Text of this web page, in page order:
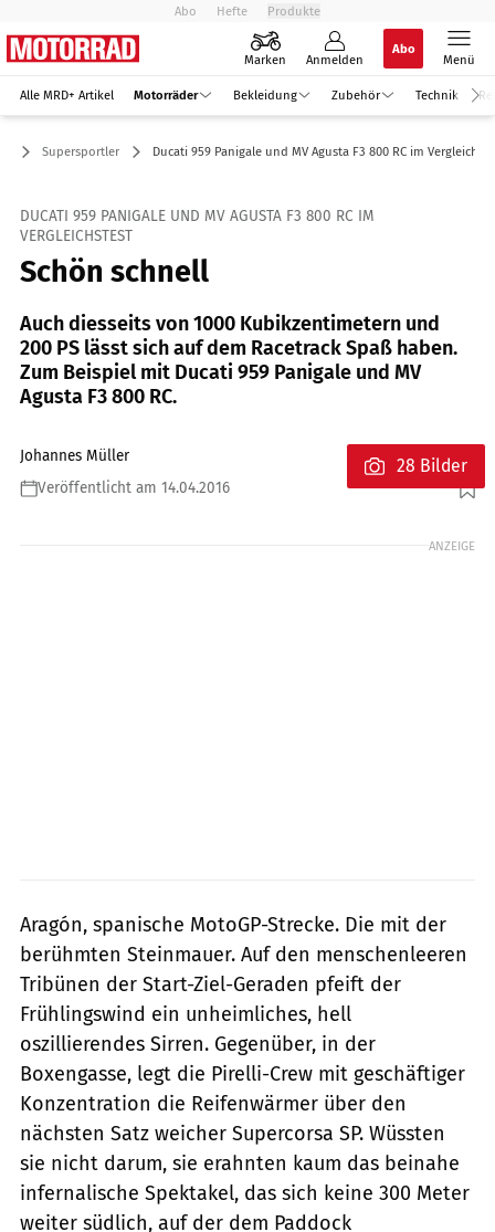
Abo Hefte Produkte
Marken Anmelden
Abo
Menü
Alle MRD+ Artikel Motorräder Bekleidung Zubehör Technik
Supersportler Ducati 959 Panigale und MV Agusta F3 800 RC im
DUCATI 959 PANIGALE UND MV AGUSTA F3 800 RC IM
VERGLEICHSTEST
Schön schnell
Auch diesseits von 1000 Kubikzentimetern und
200 PS lässt sich auf dem Racetrack Spaß haben.
Zum Beispiel mit Ducati 959 Panigale und MV
Agusta F3 800 RC.
Johannes Müller
Veröffentlicht am 14.04.2016
Foto: jkuenstle.de
28 Bilder
ANZEIGE
Aragón, spanische MotoGP-Strecke. Die mit der
berühmten Steinmauer. Auf den menschenleeren
Tribünen der Start-Ziel-Geraden pfeift der
Frühlingswind ein unheimliches, hell
oszillierendes Sirren. Gegenüber, in der
Boxengasse, legt die Pirelli-Crew mit geschäftiger
Konzentration die Reifenwärmer über den
nächsten Satz weicher Supercorsa SP. Wüssten
sie nicht darum, sie erahnten kaum das beinahe
infernalische Spektakel, das sich keine 300 Meter
weiter südlich, auf der dem Paddock